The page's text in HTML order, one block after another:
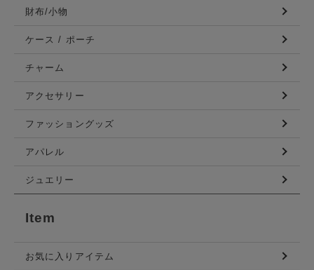
財布/小物
ケース / ポーチ
チャーム
アクセサリー
ファッショングッズ
アパレル
ジュエリー
Item
お気に入りアイテム